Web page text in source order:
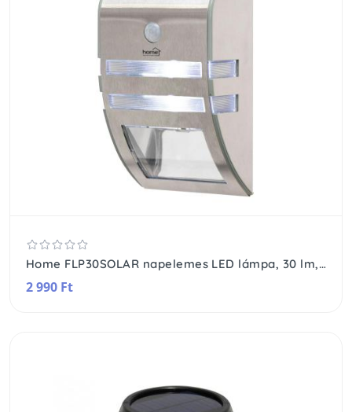
Home FLP30SOLAR napelemes LED lámpa, 30 lm, PIR mozgásérzékelő, 3-5m, 2 db hidegfehér SMD LED, energiatakarékos, fém + műanyag, IP44
2 990 Ft